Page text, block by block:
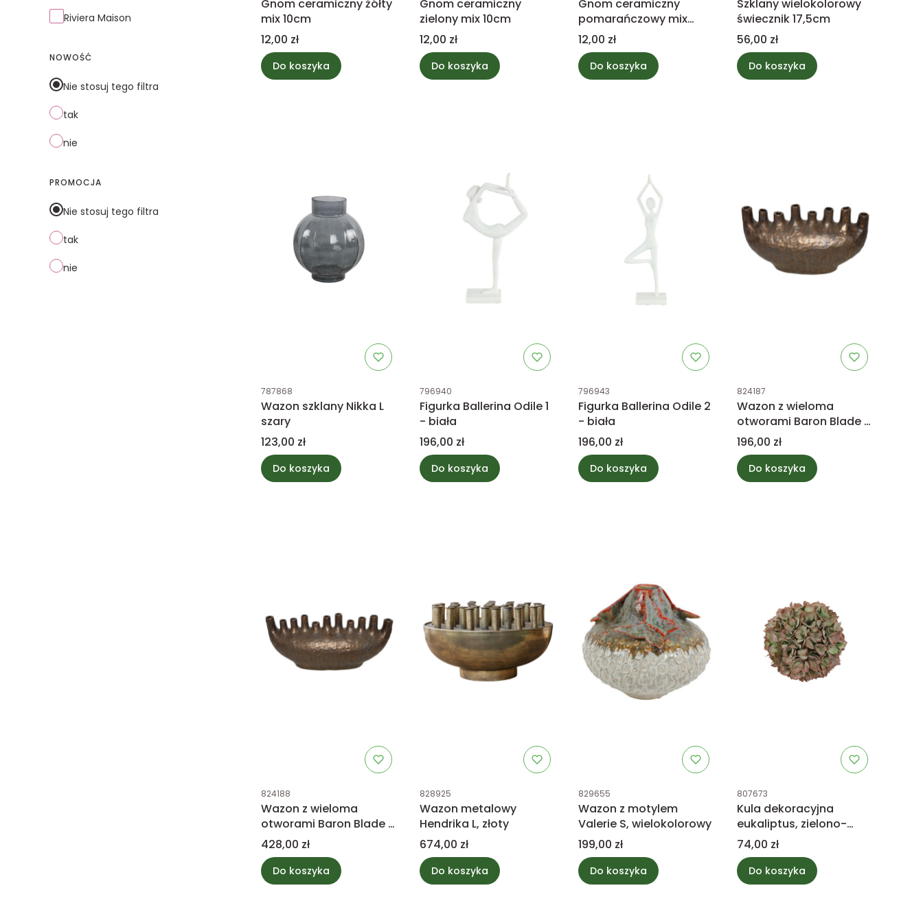
Riviera Maison
NOWOŚĆ
Nie stosuj tego filtra
tak
nie
PROMOCJA
Nie stosuj tego filtra
tak
nie
Gnom ceramiczny żółty
mix 10cm
Cena
12,00 zł
Do koszyka
Gnom ceramiczny
zielony mix 10cm
Cena
12,00 zł
Do koszyka
Gnom ceramiczny
pomarańczowy mix
10cm
Cena
12,00 zł
Do koszyka
Szklany wielokolorowy
świecznik 17,5cm
Cena
56,00 zł
Do koszyka
Kod produktu
787868
Wazon szklany Nikka L
szary
Cena
123,00 zł
Do koszyka
Kod produktu
796940
Figurka Ballerina Odile 1
- biała
Cena
196,00 zł
Do koszyka
Kod produktu
796943
Figurka Ballerina Odile 2
- biała
Cena
196,00 zł
Do koszyka
Kod produktu
824187
Wazon z wieloma
otworami Baron Blade S,
brązowy
Cena
196,00 zł
Do koszyka
Kod produktu
824188
Wazon z wieloma
otworami Baron Blade L,
brązowy
Cena
428,00 zł
Do koszyka
Kod produktu
828925
Wazon metalowy
Hendrika L, złoty
Cena
674,00 zł
Do koszyka
Kod produktu
829655
Wazon z motylem
Valerie S, wielokolorowy
Cena
199,00 zł
Do koszyka
Kod produktu
807673
Kula dekoracyjna
eukaliptus, zielono-
różowa M
Cena
74,00 zł
Do koszyka